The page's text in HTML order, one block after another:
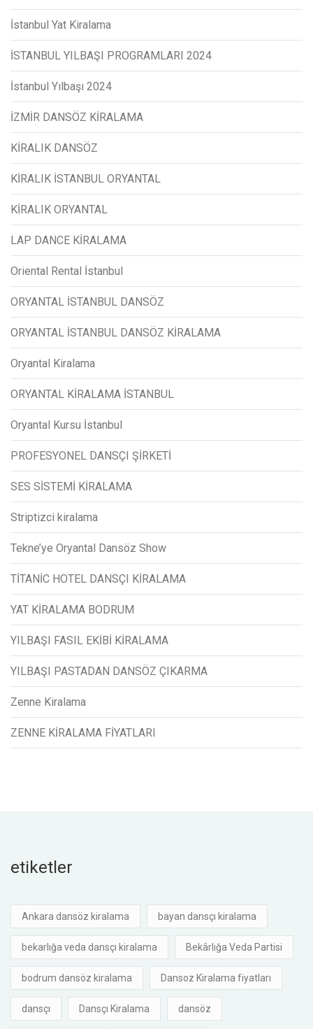
İstanbul Yat Kiralama
İSTANBUL YILBAŞI PROGRAMLARI 2024
İstanbul Yılbaşı 2024
İZMİR DANSÖZ KİRALAMA
KİRALIK DANSÖZ
KİRALIK İSTANBUL ORYANTAL
KİRALIK ORYANTAL
LAP DANCE KİRALAMA
Oriental Rental İstanbul
ORYANTAL İSTANBUL DANSÖZ
ORYANTAL İSTANBUL DANSÖZ KİRALAMA
Oryantal Kiralama
ORYANTAL KİRALAMA İSTANBUL
Oryantal Kursu İstanbul
PROFESYONEL DANSÇI ŞİRKETİ
SES SİSTEMİ KİRALAMA
Striptizci kiralama
Tekne’ye Oryantal Dansöz Show
TİTANİC HOTEL DANSÇI KİRALAMA
YAT KİRALAMA BODRUM
YILBAŞI FASIL EKİBİ KİRALAMA
YILBAŞI PASTADAN DANSÖZ ÇIKARMA
Zenne Kiralama
ZENNE KİRALAMA FİYATLARI
etiketler
Ankara dansöz kiralama bayan dansçı kiralama
bekarlığa veda dansçı kiralama Bekârlığa Veda Partisi
bodrum dansöz kiralama Dansoz Kiralama fiyatları
dansçı Dansçı Kiralama dansöz